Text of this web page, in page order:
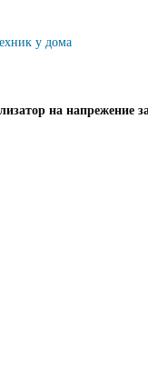
у дома
на напрежение